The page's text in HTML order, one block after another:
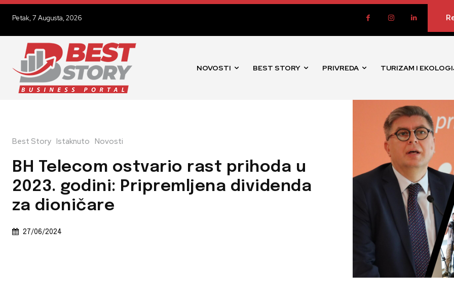
Petak, 7 Augusta, 2026
NOVOSTI BEST STORY PRIVREDA TURIZAM I
Best Story Istaknuto Novosti
BH Telecom ostvario rast prihoda u
2023. godini: Pripremljena dividenda
za dioničare
27/06/2024